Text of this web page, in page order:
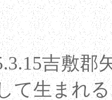
吉敷郡
て生まれ